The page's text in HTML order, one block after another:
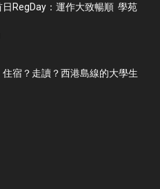
日RegDay：運作大致暢順 學苑
住宿？走讀？西港島線的大學生